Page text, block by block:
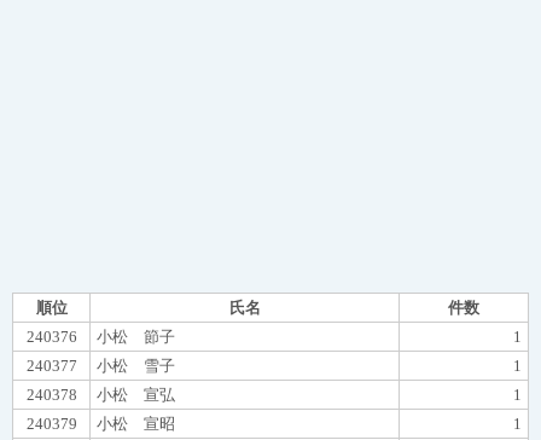
順位 氏名
件数
240376
小松 節子
1
240377
小松 雪子
1
240378
小松 宣弘
1
240379
小松 宣昭
1